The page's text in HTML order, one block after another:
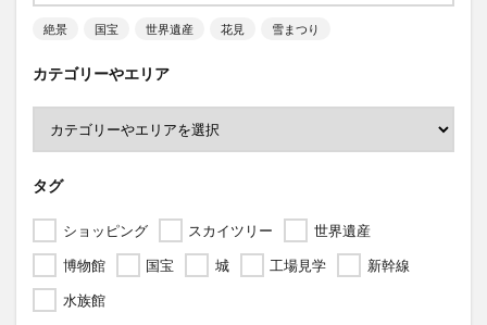
絶景 国宝 世界遺産 花見 雪まつり
カテゴリーやエリア
タグ
ショッピング スカイツリー
世界遺産
博物館
国宝 城 工場見学
新幹線
水族館